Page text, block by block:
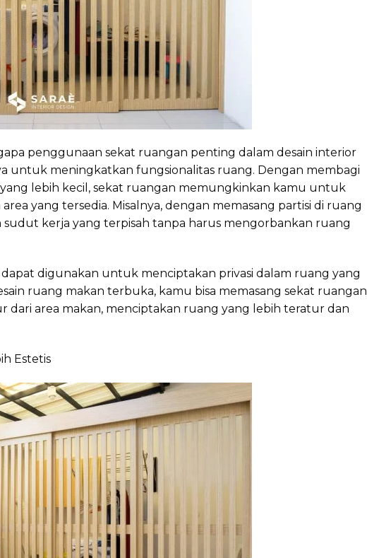
penggunaan sekat ruangan penting dalam desain interior
untuk meningkatkan fungsionalitas ruang. Dengan membagi
lebih kecil, sekat ruangan memungkinkan kamu untuk
yang tersedia. Misalnya, dengan memasang partisi di ruang
kerja yang terpisah tanpa harus mengorbankan ruang
digunakan untuk menciptakan privasi dalam ruang yang
ruang makan terbuka, kamu bisa memasang sekat ruangan
dari area makan, menciptakan ruang yang lebih teratur dan
Estetis